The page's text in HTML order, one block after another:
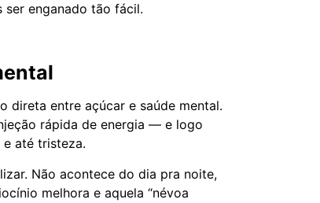
ser enganado tão fácil.
direta entre açúcar e saúde mental.
rápida de energia — e logo
até tristeza.
Não acontece do dia pra noite,
melhora e aquela “névoa